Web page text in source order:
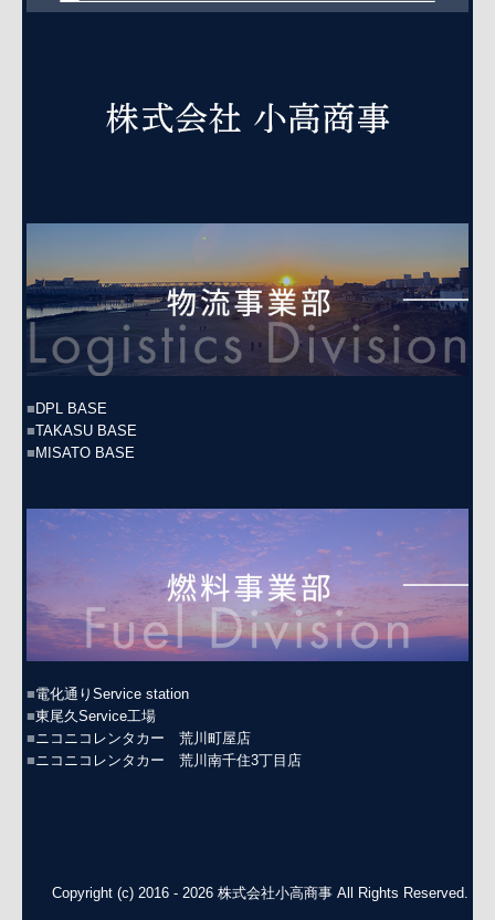
■DPL BASE
■TAKASU BASE
■MISATO BASE
■電化通りService station
■東尾久Service工場
■ ニコニコレンタカー 荒川町屋店
■ ニコニコレンタカー 荒川南千住3丁目店
Copyright (c) 2016 - 2026 株式会社小高商事 All Rights Reserved.